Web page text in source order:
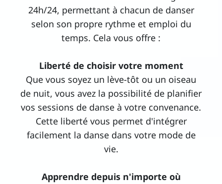
24h/24, permettant à chacun de danser
selon son propre rythme et emploi du
temps. Cela vous offre :
Liberté de choisir votre moment
Que vous soyez un lève-tôt ou un oiseau
de nuit, vous avez la possibilité de planifier
vos sessions de danse à votre convenance.
Cette liberté vous permet d'intégrer
facilement la danse dans votre mode de
vie.
Apprendre depuis n'importe où